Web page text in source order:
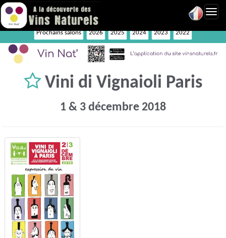
Prochains salons 2026 2025 2024 2023 2022
Vini di Vignaioli Paris
1 & 3 décembre 2018